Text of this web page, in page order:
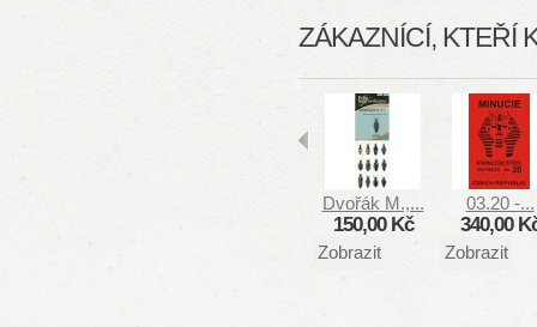
ZÁKAZNÍCÍ, KTEŘÍ
Dvořák M.,...
150,00 Kč
Zobrazit
03.20 -...
340,00
Zobrazit